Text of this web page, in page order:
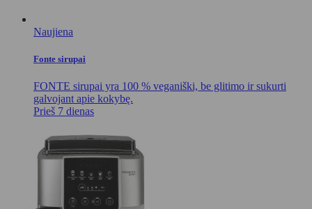
Naujiena
Fonte sirupai
FONTE sirupai yra 100 % veganiški, be glitimo ir sukurti
galvojant apie kokybę.
Prieš 7 dienas